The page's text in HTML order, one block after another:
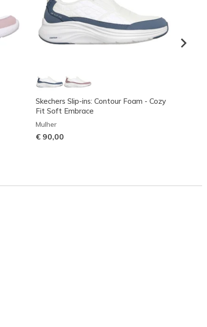
Skechers Slip-ins: Contour Foam - Cozy
Fit Soft Embrace
Mulher
€ 90,00